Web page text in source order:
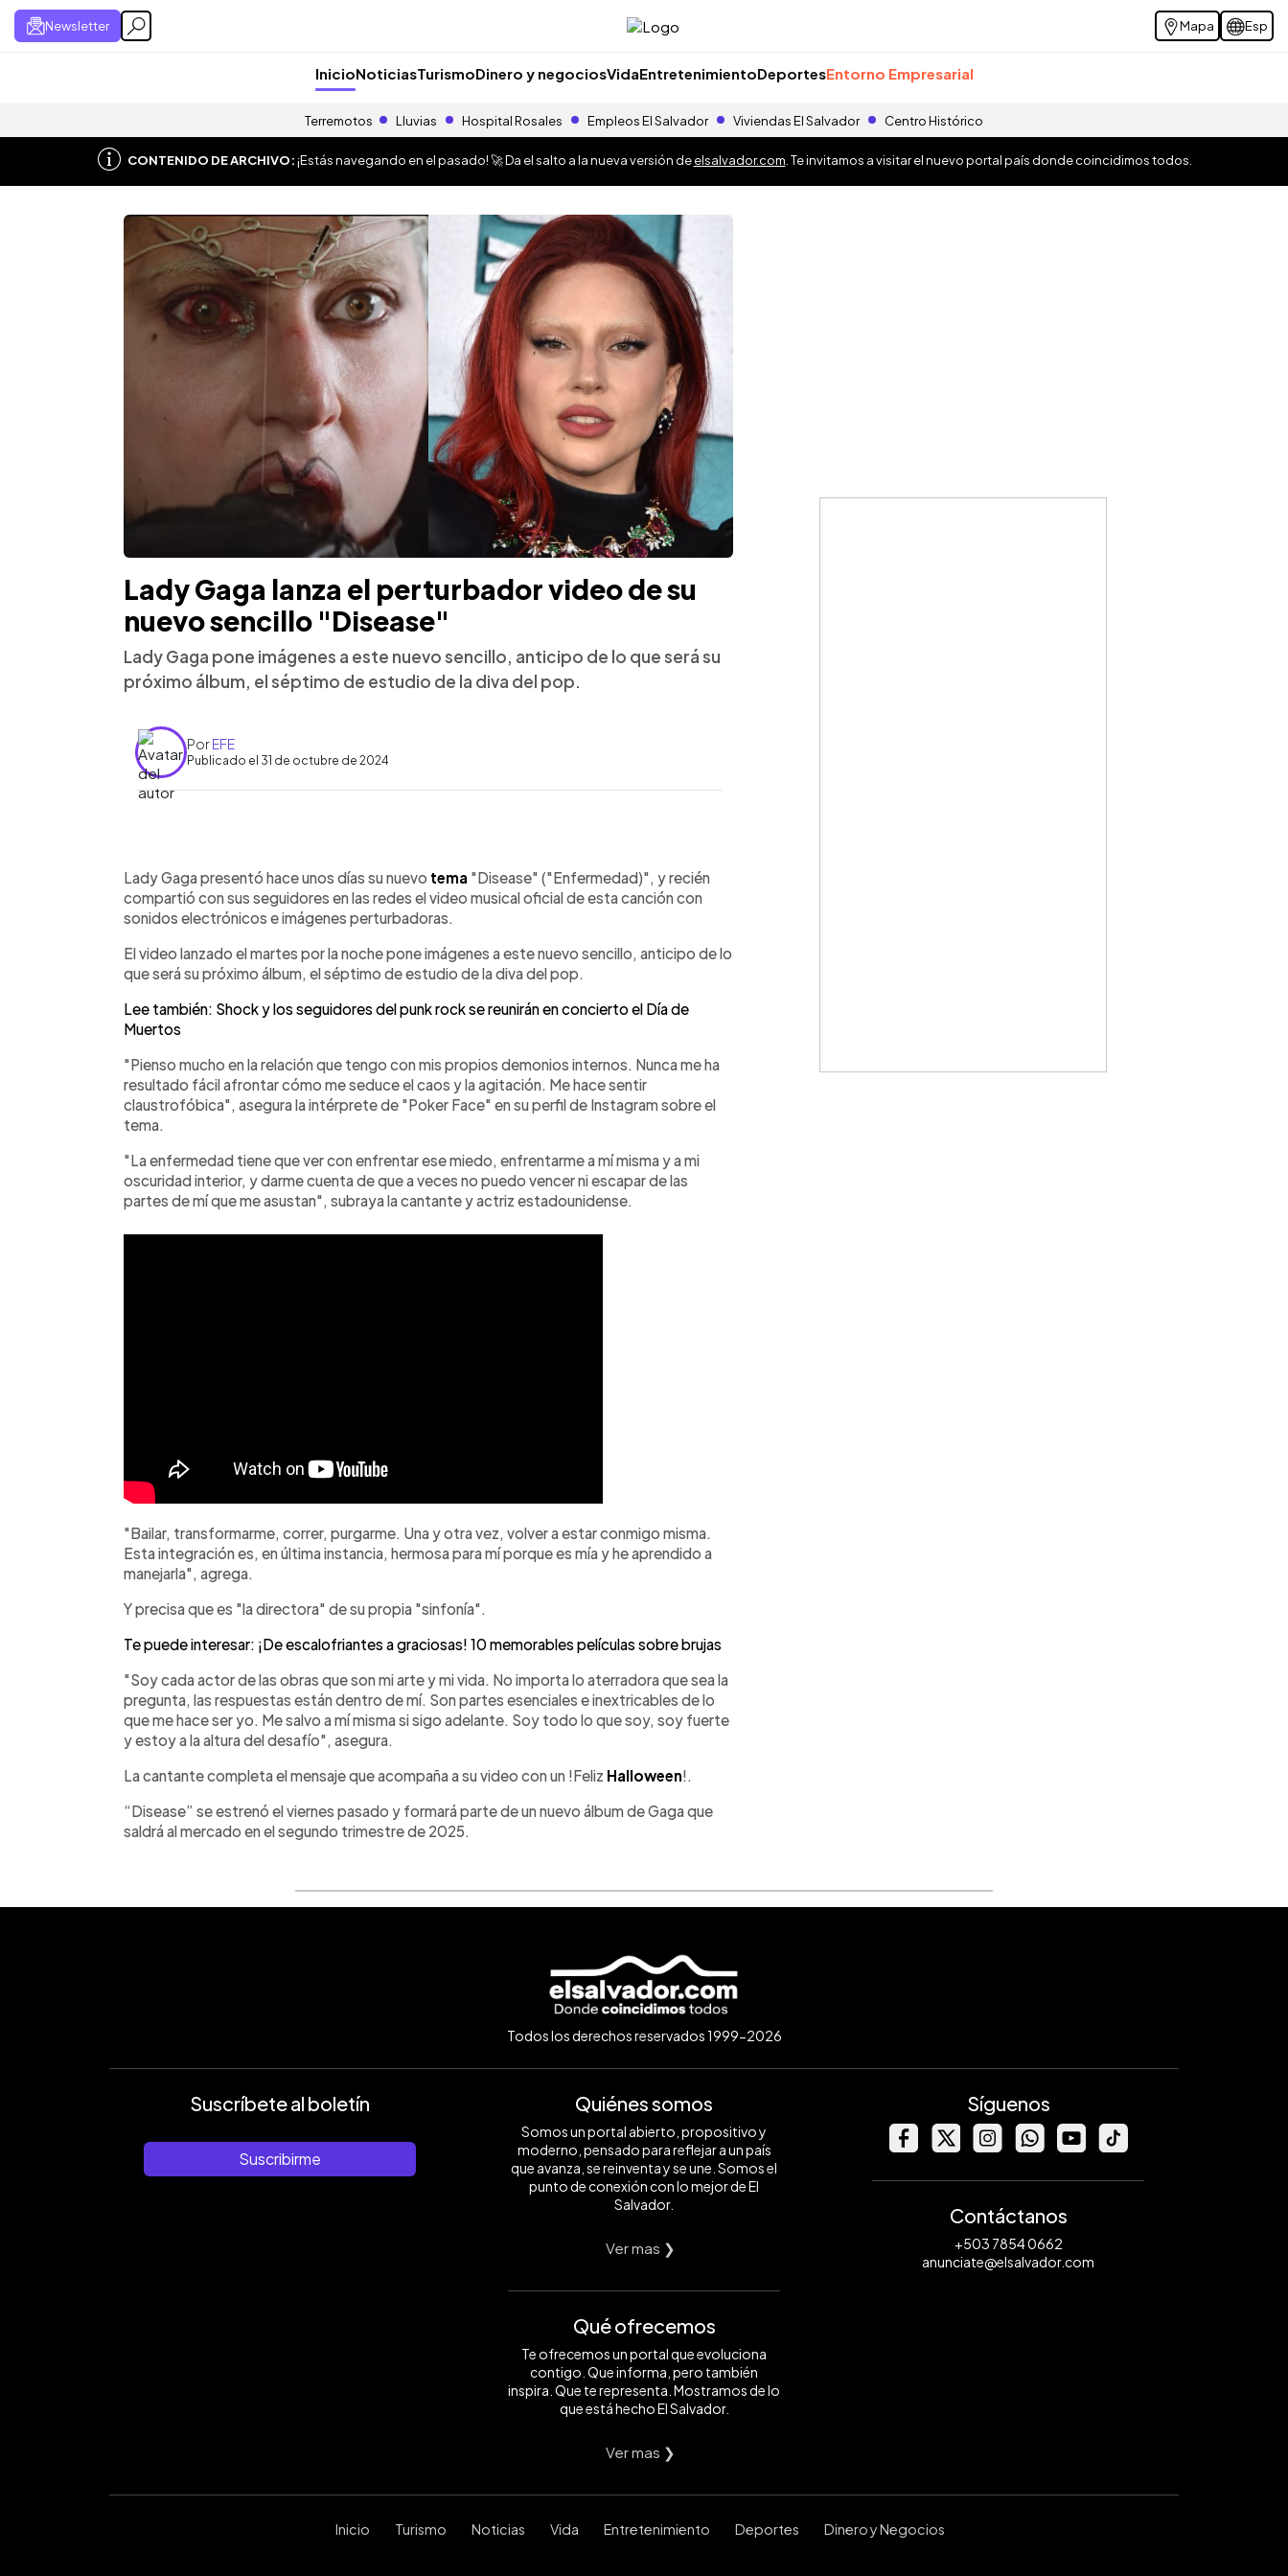
Newsletter Mapa Esp
InicioNoticiasTurismoDinero y negociosVidaEntretenimientoDeportesEntorno Empresarial
Terremotos Lluvias Hospital Rosales Empleos El Salvador Viviendas El Salvador Centro Histórico
CONTENIDO DE ARCHIVO:¡Estás navegando en el pasado! 🚀 Da el salto a la nueva versión deelsalvador.com . Te invitamos a visitar el nuevo portal país donde coincidimos todos.
Lady Gaga lanza el perturbador video de su
nuevo sencillo "Disease"
Lady Gaga pone imágenes a este nuevo sencillo, anticipo de lo que será su
próximo álbum, el séptimo de estudio de la diva del pop.
PorEFE
Publicado el 31 de octubre de 2024
Escuchar artículo
Lady Gaga presentó hace unos días su nuevo tema "Disease" ("Enfermedad)", y recién
compartió con sus seguidores en las redes el video musical oficial de esta canción con
sonidos electrónicos e imágenes perturbadoras.
El video lanzado el martes por la noche pone imágenes a este nuevo sencillo, anticipo de lo
que será su próximo álbum, el séptimo de estudio de la diva del pop.
Lee también: Shock y los seguidores del punk rock se reunirán en concierto el Día de
Muertos
"Pienso mucho en la relación que tengo con mis propios demonios internos. Nunca me ha
resultado fácil afrontar cómo me seduce el caos y la agitación. Me hace sentir
claustrofóbica", asegura la intérprete de "Poker Face" en su perfil de Instagram sobre el
tema.
"La enfermedad tiene que ver con enfrentar ese miedo, enfrentarme a mí misma y a mi
oscuridad interior, y darme cuenta de que a veces no puedo vencer ni escapar de las
partes de mí que me asustan", subraya la cantante y actriz estadounidense.
"Bailar, transformarme, correr, purgarme. Una y otra vez, volver a estar conmigo misma.
Esta integración es, en última instancia, hermosa para mí porque es mía y he aprendido a
manejarla", agrega.
Y precisa que es "la directora" de su propia "sinfonía".
Te puede interesar: ¡De escalofriantes a graciosas! 10 memorables películas sobre brujas
"Soy cada actor de las obras que son mi arte y mi vida. No importa lo aterradora que sea la
pregunta, las respuestas están dentro de mí. Son partes esenciales e inextricables de lo
que me hace ser yo. Me salvo a mí misma si sigo adelante. Soy todo lo que soy, soy fuerte
y estoy a la altura del desafío", asegura.
La cantante completa el mensaje que acompaña a su video con un !Feliz Halloween!.
“Disease” se estrenó el viernes pasado y formará parte de un nuevo álbum de Gaga que
saldrá al mercado en el segundo trimestre de 2025.
Todos los derechos reservados 1999-2026
Suscríbete al boletín
Suscribirme
Quiénes somos
Somos un portal abierto, propositivo y
moderno, pensado para reflejar a un país
que avanza, se reinventa y se une. Somos el
punto de conexión con lo mejor de El
Salvador.
Ver mas ❯
Qué ofrecemos
Te ofrecemos un portal que evoluciona
contigo. Que informa, pero también
inspira. Que te representa. Mostramos de lo
que está hecho El Salvador.
Ver mas ❯
Síguenos
Contáctanos
+503 7854 0662
anunciate@elsalvador.com
Inicio Turismo Noticias Vida Entretenimiento Deportes Dinero y Negocios